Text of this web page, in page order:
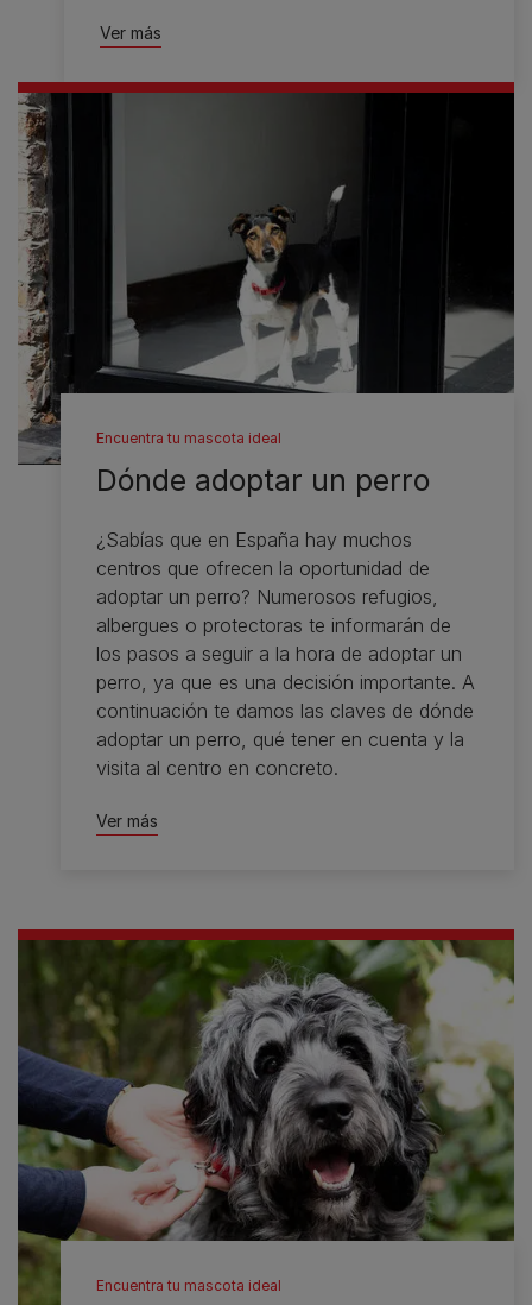
Ver más
Encuentra tu mascota ideal
Dónde adoptar un perro
¿Sabías que en España hay muchos
centros que ofrecen la oportunidad de
adoptar un perro? Numerosos refugios,
albergues o protectoras te informarán de
los pasos a seguir a la hora de adoptar un
perro, ya que es una decisión importante. A
continuación te damos las claves de dónde
adoptar un perro, qué tener en cuenta y la
visita al centro en concreto.
Ver más
Encuentra tu mascota ideal